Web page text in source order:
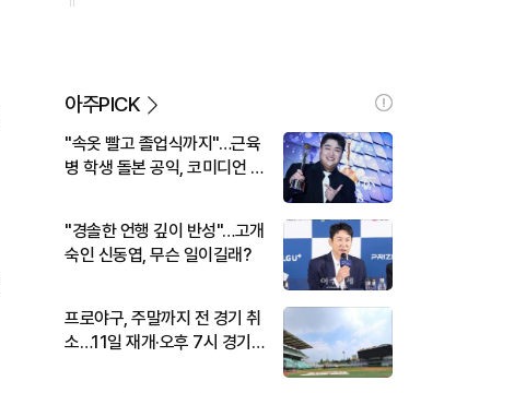
아주PICK
"속옷 빨고 졸업식까지"…근육
병 학생 돌본 공익, 코미디언 김
"경솔한 언행 깊이 반성"…고개
숙인 신동엽, 무슨 일이길래?
프로야구, 주말까지 전 경기 취
소…11일 재개·오후 7시 경기